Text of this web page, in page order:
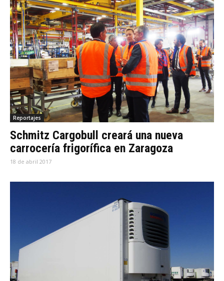
Reportajes
Schmitz Cargobull creará una nueva
carrocería frigorífica en Zaragoza
18 de abril 2017